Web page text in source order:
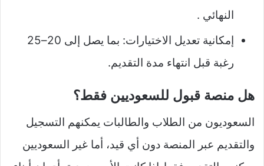
النهائي .
إمكانية تعديل الاختيارات: بما يصل إلى 20–25
رغبة قبل انتهاء مدة التقديم.
هل منصة قبول للسعوديين فقط؟
السعوديون من الطلاب والطالبات يمكنهم التسجيل
والتقديم عبر المنصة دون أي قيد، أما غير السعوديين